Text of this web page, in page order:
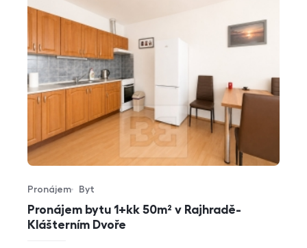
Pronájem bytu 1+kk 50m² v Rajhradě-
Klášterním Dvoře
Typ nabídky
Pronájem
Typ nemovitosti
Byt